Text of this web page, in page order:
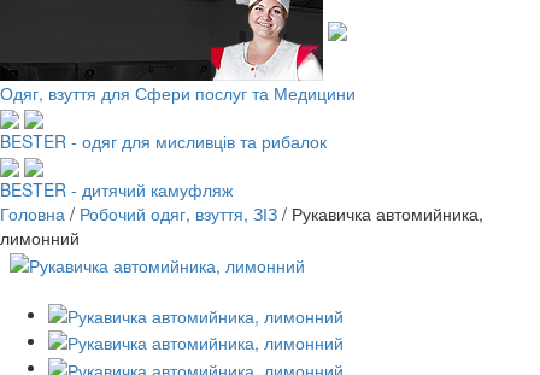
Одяг, взуття для Сфери послуг та Медицини
BESTER - одяг для мисливців та рибалок
BESTER - дитячий камуфляж
Головна / Робочий одяг, взуття, ЗІЗ / Рукавичка автомийника,
лимонний